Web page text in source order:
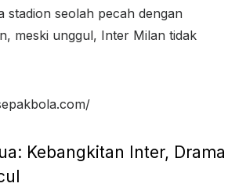
stadion seolah pecah dengan
meski unggul, Inter Milan tidak
Kebangkitan Inter, Drama